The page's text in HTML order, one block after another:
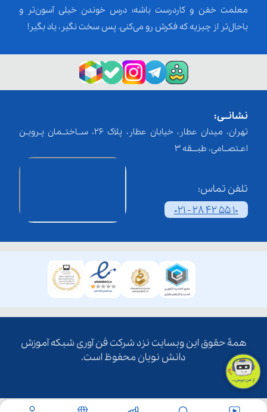
معلمت خفن و کاردرست باشه؛ درس خوندن خیلی آسون‌تر و
باحال‌تر از چیزیه که فکرش رو می‌کنی. پس سخت نگیر، یاد بگیر!
نشانــی:
تهران، میدان عطار، خیابان عطار، پلاک 26، ســاختــمان پـرویـن
اعـتصــامی، طبـــقه 3
تلفن تماس:
021 - 28 42 55 10
همۀ حقوق این وبسایت نزد شرکت فن آوری شبکه آموزش
دانش نویان محفوظ است.